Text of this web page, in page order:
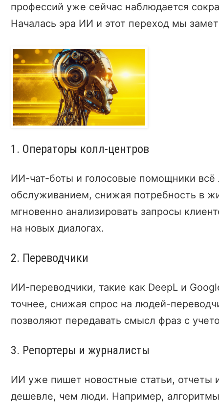
профессий уже сейчас наблюдается
Началась эра ИИ и этот переход мы
1. Операторы колл-центров
ИИ-чат-боты и голосовые помощники всё
обслуживанием, снижая потребность в
мгновенно анализировать запросы
на новых диалогах.
2. Переводчики
ИИ-переводчики, такие как DeepL и
точнее, снижая спрос на людей-
позволяют передавать смысл фраз с
3. Репортеры и журналисты
ИИ уже пишет новостные статьи, отчеты
дешевле, чем люди. Например,